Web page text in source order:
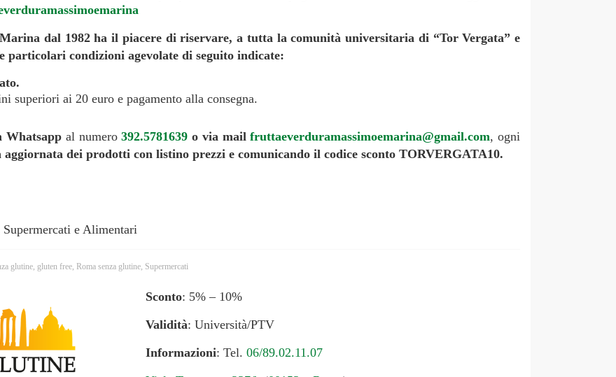
dal 1982 ha il piacere di riservare, a tutta la comunità universitaria di “Tor Vergata” e
particolari condizioni agevolate di seguito indicate:
superiori ai 20 euro e pagamento alla consegna.
Whatsapp al numero392.5781639 o via mail fruttaeverduramassimoemarina@gmail.com, ogni
aggiornata dei prodotti con listino prezzi e comunicando il codice sconto TORVERGATA10.
Supermercati e Alimentari
glutine, gluten free, Roma senza glutine, Supermercati
Sconto: 5% – 10%
Validità: Università/PTV
Informazioni: Tel. 06/89.02.11.07